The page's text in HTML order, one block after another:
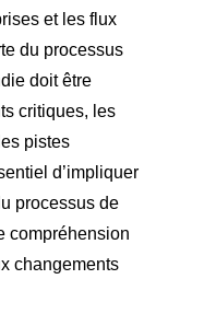
et les flux
du processus
doit être
critiques, les
pistes
d’impliquer
processus de
compréhension
changements